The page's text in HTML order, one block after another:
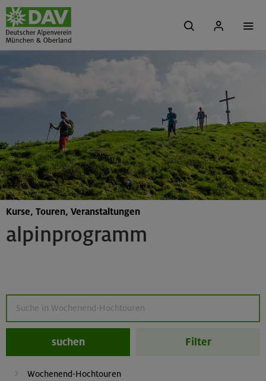
alpinprogramm
Kurse, Touren, Veranstaltungen
suchen Filter
Wochenend-Hochtouren